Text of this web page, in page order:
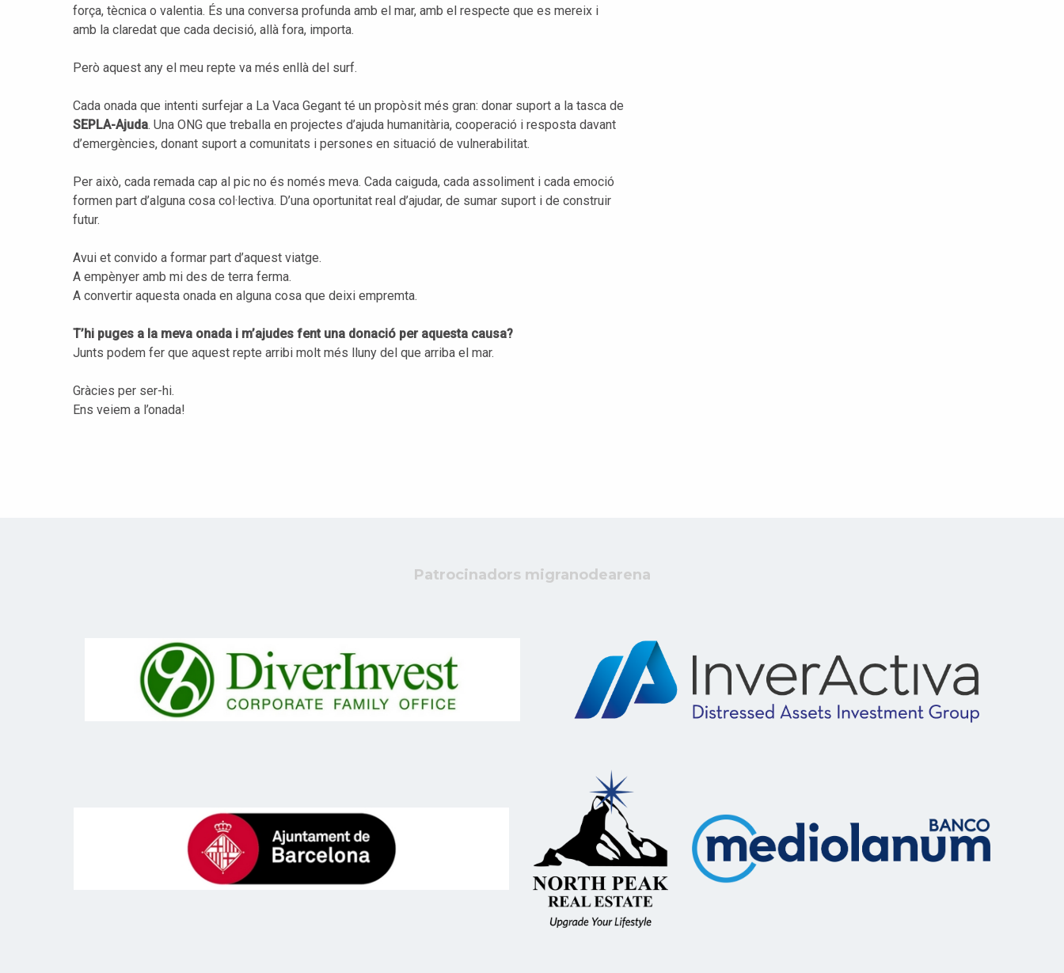
força, tècnica o valentia. És una conversa profunda amb el mar, amb el respecte que es mereix i
amb la claredat que cada decisió, allà fora, importa.
Però aquest any el meu repte va més enllà del surf.
Cada onada que intenti surfejar a La Vaca Gegant té un propòsit més gran: donar suport a la tasca de
SEPLA-Ajuda. Una ONG que treballa en projectes d’ajuda humanitària, cooperació i resposta davant
d’emergències, donant suport a comunitats i persones en situació de vulnerabilitat.
Per això, cada remada cap al pic no és només meva. Cada caiguda, cada assoliment i cada emoció
formen part d’alguna cosa col·lectiva. D’una oportunitat real d’ajudar, de sumar suport i de construir
futur.
Avui et convido a formar part d’aquest viatge.
A empènyer amb mi des de terra ferma.
A convertir aquesta onada en alguna cosa que deixi empremta.
T’hi puges a la meva onada i m’ajudes fent una donació per aquesta causa?
Junts podem fer que aquest repte arribi molt més lluny del que arriba el mar.
Gràcies per ser-hi.
Ens veiem a l’onada!
Patrocinadors migranodearena